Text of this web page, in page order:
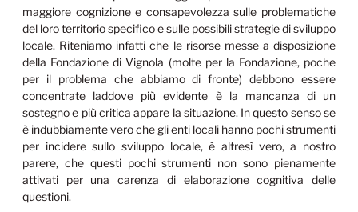
maggiore cognizione e consapevolezza sulle problematiche
del loro territorio specifico e sulle possibili strategie di sviluppo
locale. Riteniamo infatti che le risorse messe a disposizione
della Fondazione di Vignola (molte per la Fondazione, poche
per il problema che abbiamo di fronte) debbono essere
concentrate laddove più evidente è la mancanza di un
sostegno e più critica appare la situazione. In questo senso se
è indubbiamente vero che gli enti locali hanno pochi strumenti
per incidere sullo sviluppo locale, è altresì vero, a nostro
parere, che questi pochi strumenti non sono pienamente
attivati per una carenza di elaborazione cognitiva delle
questioni.